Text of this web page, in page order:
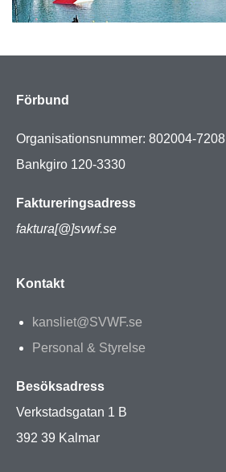
Förbund
Organisationsnummer: 802004-7208
Bankgiro 120-3330
Faktureringsadress
faktura[@]svwf.se
Kontakt
kansliet@SVWF.se
Personal & Styrelse
Besöksadress
Verkstadsgatan 1 B
392 39 Kalmar